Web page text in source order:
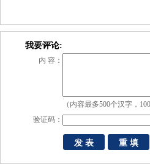
我要评论:
内 容：
（内容最多500个汉字，
验证码：